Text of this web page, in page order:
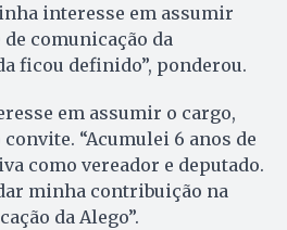
interesse em assumir
comunicação da
ficou definido”, ponderou.
em assumir o cargo,
“Acumulei 6 anos de
como vereador e deputado.
minha contribuição na
da Alego”.